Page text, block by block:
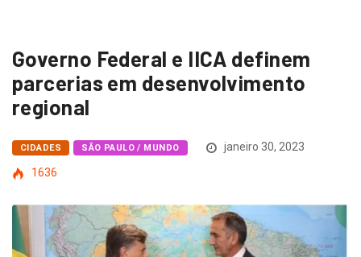
Governo Federal e IICA definem
parcerias em desenvolvimento
regional
CIDADES SÃO PAULO / MUNDO
janeiro 30, 2023
1636